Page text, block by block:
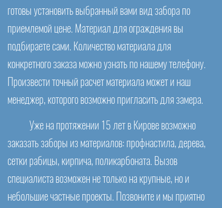
готовы установить выбранный вами вид забора по
приемлемой цене. Материал для ограждения вы
подбираете сами. Количество материала для
конкретного заказа можно узнать по нашему телефону.
Произвести точный расчет материала может и наш
менеджер, которого возможно пригласить для замера.
Уже на протяжении 15 лет в Кирове возможно
заказать заборы из материалов: профнастила, дерева,
сетки рабицы, кирпича, поликарбоната. Вызов
специалиста возможен не только на крупные, но и
небольшие частные проекты. Позвоните и мы приятно